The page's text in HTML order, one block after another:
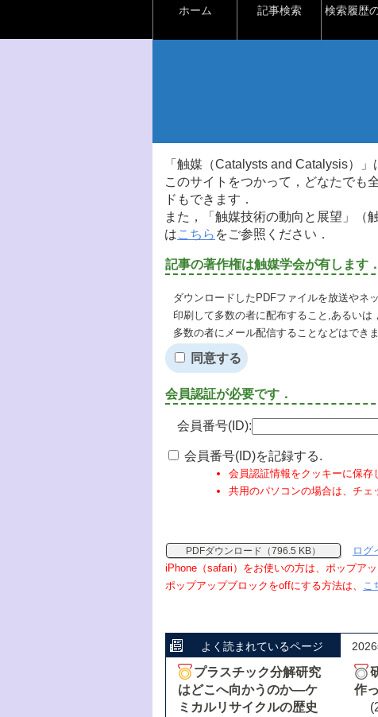
ホーム 記事検索 検索履歴
「触媒（Catalysts and Catalysis）
このサイトをつかって，どなたでも
ドもできます．
また，「触媒技術の動向と展望」（
はこちら をご参照ください．
記事の著作権は触媒学会が有します．
ダウンロードしたPDFファイルを放送やネ
印刷して多数の者に配布すること,あるいは，
多数の者にメール配信することなどはでき
同意する
会員認証が必要です．
会員番号(ID):
会員番号(ID)を記録する.
会員認証情報をクッキーに保存
共用のパソコンの場合は、チェ
PDFダウンロード（796.5 KB）
ログ
iPhone（safari）をお使いの方は、ポップア
ポップアップブロックをoffにする方法は、 こ
よく読まれているページ
プラスチック分解研究
はどこへ向かうのか―ケ
ミカルリサイクルの歴史
作